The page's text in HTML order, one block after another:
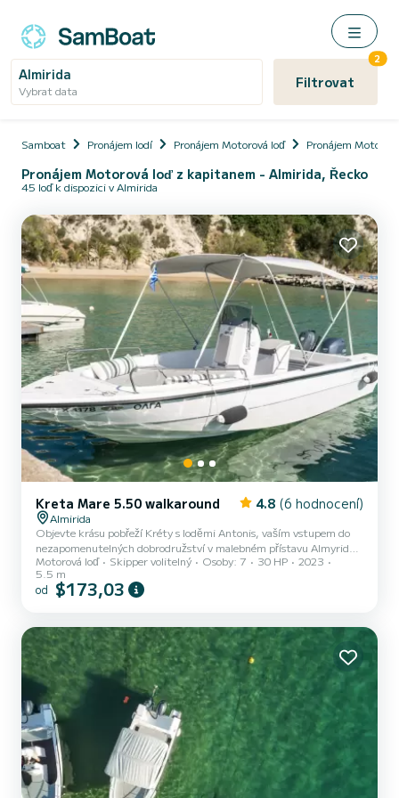
Almirida
Vybrat data Filtrovat
2
Samboat Pronájem lodí Pronájem Motorová loď Pronájem
Pronájem Motorová loď z kapitanem - Almirida, Řecko
45 loď k dispozici v Almirida
Kreta Mare 5.50 walkaround 4.8 (6 hodnocení)
Almirida
Objevte krásu pobřeží Kréty s loděmi Antonis, vaším vstupem do
nezapomenutelných dobrodružství v malebném přístavu Almyrida.
Pronajměte si jeden z našich spolehlivých a pohodlných člunů a
vyražte na plavbu k prozkoumání úchvatné Soudské zátoky,
historického a malebného místa známého díky křišťálově čistým
začátečníky i zkušené námořníky. Náš tým poskytne veškeré
potřebné po...
Motorová loď Skipper volitelný Osoby: 7 30 HP
2023
5.5 m
od $173,03